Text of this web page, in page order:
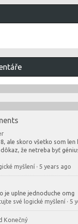
ale skoro všetko som len
že netreba byť
myšlení · 5 years ago
je uplne jednoduche omg
své logické myšlení · 5
Konečný